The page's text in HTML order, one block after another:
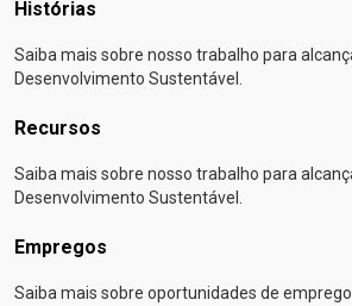
Histórias
Saiba mais sobre nosso trabalho para
Desenvolvimento Sustentável.
Recursos
Saiba mais sobre nosso trabalho para
Desenvolvimento Sustentável.
Empregos
Saiba mais sobre oportunidades de